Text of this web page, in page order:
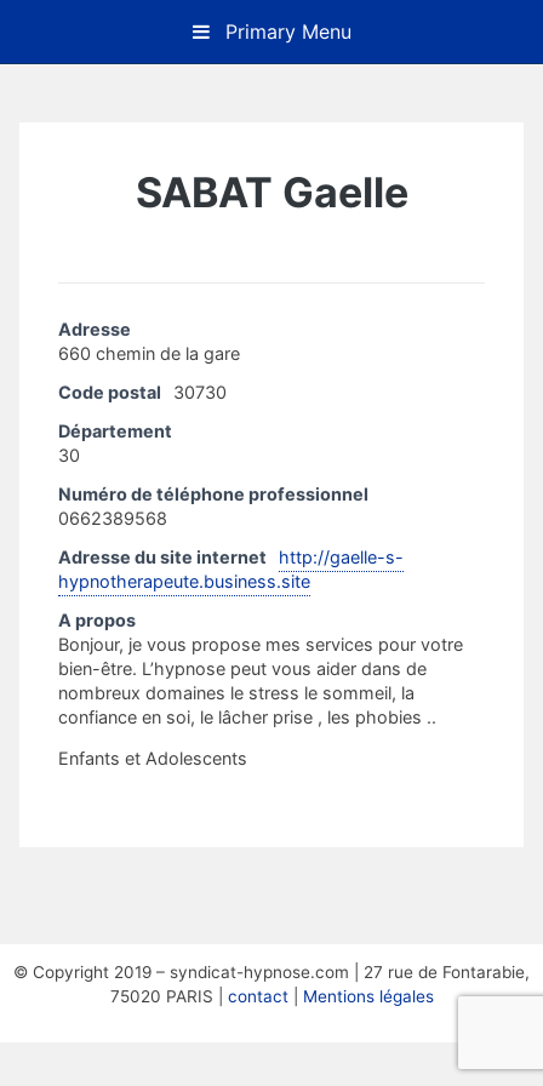
content
Primary Menu
SABAT Gaelle
Adresse
660 chemin de la gare
Code postal
30730
Département
30
Numéro de téléphone professionnel
0662389568
Adresse du site internet
http://gaelle-s-
hypnotherapeute.business.site
A propos
Bonjour, je vous propose mes services pour votre
bien-être. L’hypnose peut vous aider dans de
nombreux domaines le stress le sommeil, la
confiance en soi, le lâcher prise , les phobies ..
Enfants et Adolescents
© Copyright 2019 – syndicat-hypnose.com | 27 rue de Fontarabie,
75020 PARIS | contact| Mentions légales